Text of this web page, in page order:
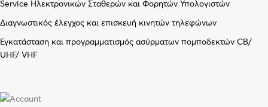
Service Ηλεκτρονικών Σταθερών και Φορητών Υπολογιστών
Διαγνωστικός έλεγχος και επισκευή κινητών τηλεφώνων
Εγκατάσταση και προγραμματισμός ασύρματων πομποδεκτών CB/
UHF/ VHF